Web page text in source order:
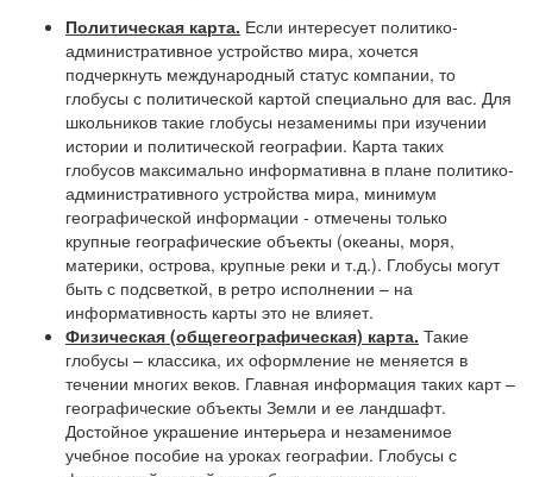
Политическая карта. Если интересует политико-
административное устройство мира, хочется
подчеркнуть международный статус компании, то
глобусы с политической картой специально для вас. Для
школьников такие глобусы незаменимы при изучении
истории и политической географии. Карта таких
глобусов максимально информативна в плане политико-
административного устройства мира, минимум
географической информации - отмечены только
крупные географические объекты (океаны, моря,
материки, острова, крупные реки и т.д.). Глобусы могут
быть с подсветкой, в ретро исполнении – на
информативность карты это не влияет.
Физическая (общегеографическая) карта. Такие
глобусы – классика, их оформление не меняется в
течении многих веков. Главная информация таких карт –
географические объекты Земли и ее ландшафт.
Достойное украшение интерьера и незаменимое
учебное пособие на уроках географии. Глобусы с